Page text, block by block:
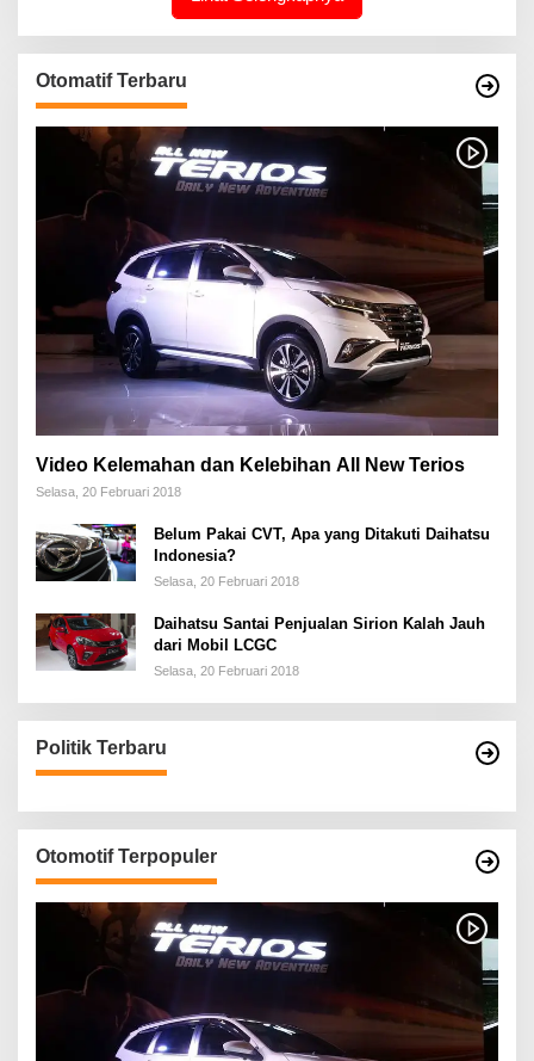
Otomatif Terbaru
Video Kelemahan dan Kelebihan All New Terios
Selasa, 20 Februari 2018
Belum Pakai CVT, Apa yang Ditakuti Daihatsu
Indonesia?
Selasa, 20 Februari 2018
Daihatsu Santai Penjualan Sirion Kalah Jauh
dari Mobil LCGC
Selasa, 20 Februari 2018
Politik Terbaru
Otomotif Terpopuler